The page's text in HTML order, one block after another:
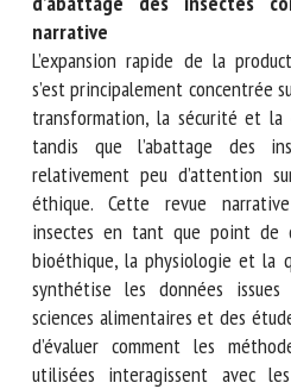
Résumé en français
bioéthiques et
méthodes d’abattage des
revue narrative
L’expansion rapide de la
s’est principalement concentrée
la transformation, la
nutritionnelle, tandis que
l’objet de relativement peu
scientifique et éthique. Cette
l’abattage des insectes en
critique reliant la bioéthique, la
des ingrédients. Elle
Organisme *
E-mail *
En soumettant ce formulaire,
informations saisies soient
relation avec le CNR BEA. *
Les champs suivis de * sont